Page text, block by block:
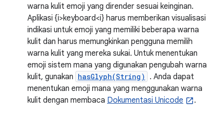
warna kulit emoji yang dirender sesuai keinginan.
Aplikasi {i>keyboard<i} harus memberikan visualisasi
indikasi untuk emoji yang memiliki beberapa warna
kulit dan harus memungkinkan pengguna memilih
warna kulit yang mereka sukai. Untuk menentukan
emoji sistem mana yang digunakan pengubah warna
kulit, gunakan hasGlyph(String)
. Anda dapat
menentukan emoji mana yang menggunakan warna
kulit dengan membaca Dokumentasi Unicode .